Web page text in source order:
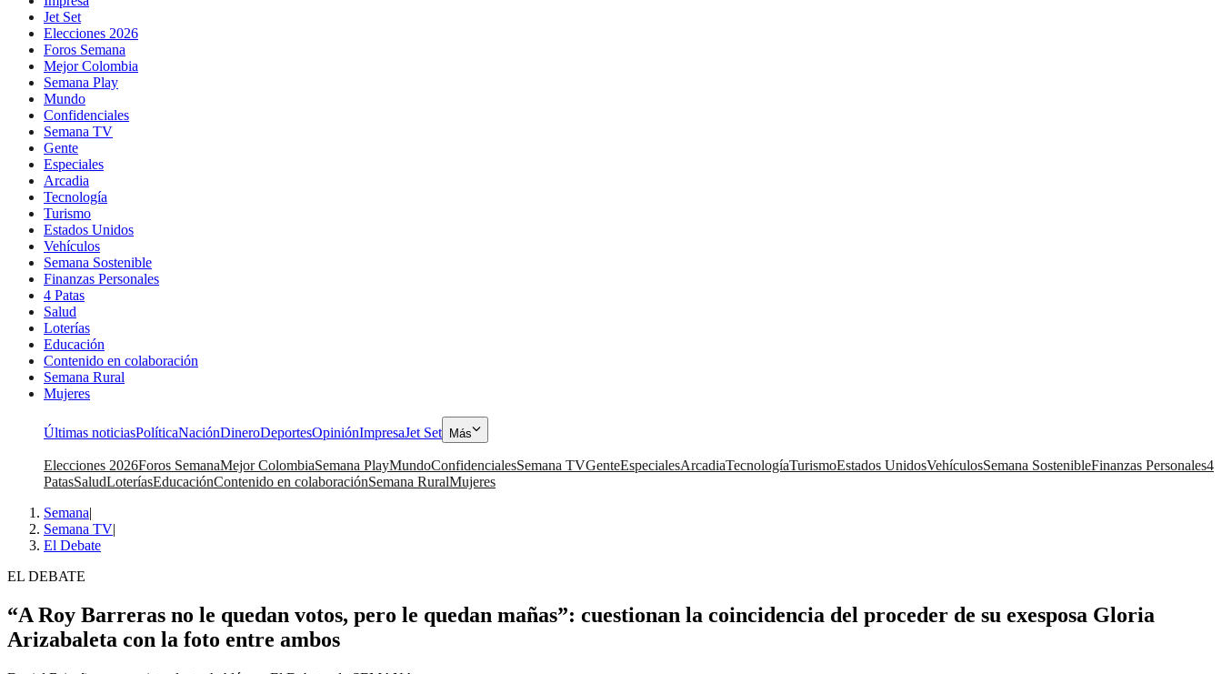
Jet Set
Elecciones 2026
Foros Semana
Mejor Colombia
Semana Play
Mundo
Confidenciales
Semana TV
Gente
Especiales
Arcadia
Tecnología
Turismo
Estados Unidos
Vehículos
Semana Sostenible
Finanzas Personales
4 Patas
Salud
Loterías
Educación
Contenido en colaboración
Semana Rural
Mujeres
Últimas noticiasPolíticaNaciónDineroDeportesOpiniónImpresaJet Set Más
Elecciones 2026Foros SemanaMejor ColombiaSemana PlayMundoConfidencialesSemana TVGenteEspecialesArcadiaTecnologíaTurismoEstados UnidosVehículosSemana SostenibleFinanzas Personales4
PatasSaludLoteríasEducaciónContenido en colaboraciónSemana RuralMujeres
Semana|
Semana TV|
El Debate
EL DEBATE
“A Roy Barreras no le quedan votos, pero le quedan mañas”: cuestionan la coincidencia del proceder de su exesposa Gloria
Arizabaleta con la foto entre ambos